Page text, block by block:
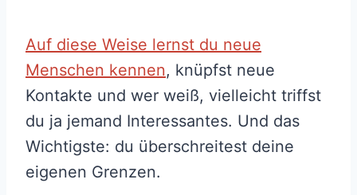
Auf diese Weise lernst du neue
Menschen kennen, knüpfst neue
Kontakte und wer weiß, vielleicht triffst
du ja jemand Interessantes. Und das
Wichtigste: du überschreitest deine
eigenen Grenzen.